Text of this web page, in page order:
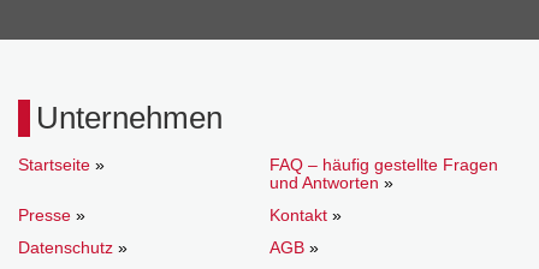
Unternehmen
Startseite »
FAQ – häufig gestellte Fragen
und Antworten »
Presse » Kontakt »
Datenschutz » AGB »